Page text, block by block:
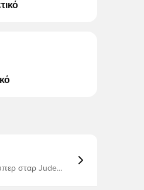
σταρ Jude